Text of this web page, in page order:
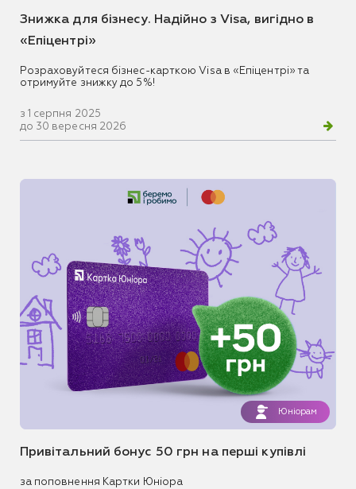
Знижка для бізнесу. Надійно з Visa, вигідно в
«Епіцентрі»
Розраховуйтеся бізнес-карткою Visa в «Епіцентрі» та
отримуйте знижку до 5%!
з 1 серпня 2025
до 30 вересня 2026
Юніорам
Привітальний бонус 50 грн на перші купівлі
за поповнення Картки Юніора